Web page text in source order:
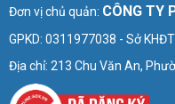
Đơn vị chủ quản: CÔNG TY
GPKD: 0311977038 - Sở
Địa chỉ: 213 Chu Văn An,